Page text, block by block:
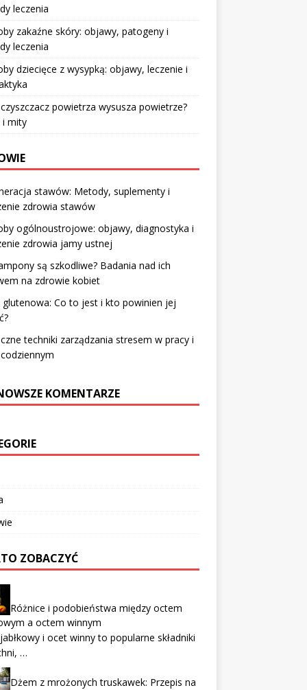
leczenia
zakaźne skóry: objawy, patogeny i
leczenia
dziecięce z wysypką: objawy, leczenie i
powietrza wysusza powietrze?
i mity
stawów: Metody, suplementy i
zdrowia stawów
ogólnoustrojowe: objawy, diagnostyka i
zdrowia jamy ustnej
są szkodliwe? Badania nad ich
na zdrowie kobiet
Co to jest i kto powinien jej
techniki zarządzania stresem w pracy i
KOMENTARZE
ZOBACZYĆ
Różnice i podobieństwa między octem
a octem winnym
i ocet winny to popularne składniki
…
Dżem z mrożonych truskawek: Przepis na